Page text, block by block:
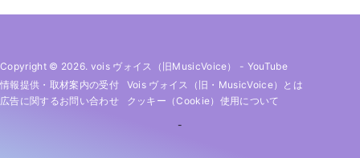
Copyright © 2026. vois ヴォイス（旧MusicVoice） - YouTube
情報提供・取材案内の受付
Vois ヴォイス（旧・MusicVoice）とは
広告に関するお問い合わせ
クッキー（cookie）使用について
-